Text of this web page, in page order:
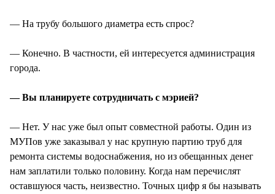
— На трубу большого диаметра есть спрос?
— Конечно. В частности, ей интересуется администрация
города.
— Вы планируете сотрудничать с мэрией?
— Нет. У нас уже был опыт совместной работы. Один из
МУПов уже заказывал у нас крупную партию труб для
ремонта системы водоснабжения, но из обещанных денег
нам заплатили только половину. Когда нам перечислят
оставшуюся часть, неизвестно. Точных цифр я бы называть